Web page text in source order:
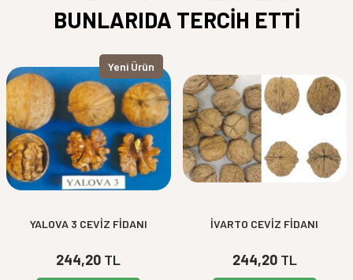
BUNLARIDA TERCİH ETTİ
Yeni Ürün
YALOVA 3 CEVİZ FİDANI
244,20 TL
İVARTO CEVİZ FİDANI
244,20TL